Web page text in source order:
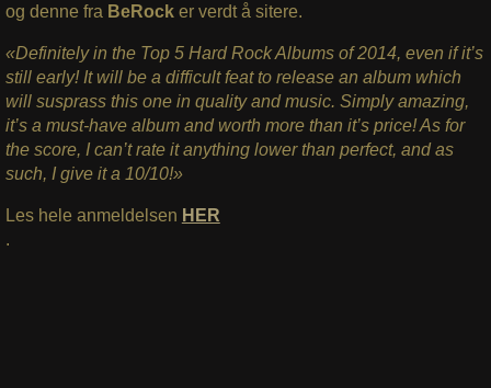
og denne fra BeRocker verdt å sitere.
«Definitely in the Top 5 Hard Rock Albums of 2014, even if it’s
still early! It will be a difficult feat to release an album which
will susprass this one in quality and music. Simply amazing,
it’s a must-have album and worth more than it’s price! As for
the score, I can’t rate it anything lower than perfect, and as
such, I give it a 10/10!»
Les hele anmeldelsen HER
.